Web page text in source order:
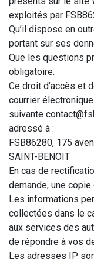
exploités par
Qu’il dispose en
portant sur ses
Que les questions
obligatoire.
Ce droit d’accès et
courrier
suivante
adressé à :
FSB86280, 175
SAINT-BENOIT
En cas de
demande, une
Les informations
collectées dans le
aux services des
de répondre à vos
Les adresses IP